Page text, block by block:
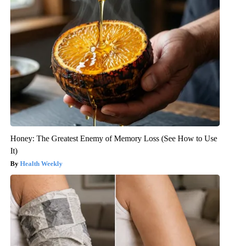
Honey: The Greatest Enemy of Memory Loss (See How to Use
It)
Health Weekly